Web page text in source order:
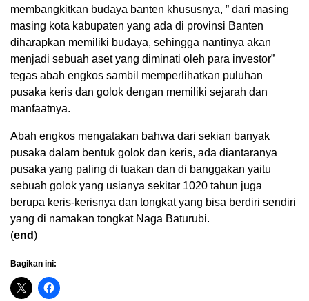
membangkitkan budaya banten khususnya, ” dari masing
masing kota kabupaten yang ada di provinsi Banten
diharapkan memiliki budaya, sehingga nantinya akan
menjadi sebuah aset yang diminati oleh para investor”
tegas abah engkos sambil memperlihatkan puluhan
pusaka keris dan golok dengan memiliki sejarah dan
manfaatnya.
Abah engkos mengatakan bahwa dari sekian banyak
pusaka dalam bentuk golok dan keris, ada diantaranya
pusaka yang paling di tuakan dan di banggakan yaitu
sebuah golok yang usianya sekitar 1020 tahun juga
berupa keris-kerisnya dan tongkat yang bisa berdiri sendiri
yang di namakan tongkat Naga Baturubi.
(end)
Bagikan ini: